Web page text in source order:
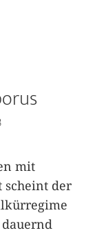
mit
scheint der